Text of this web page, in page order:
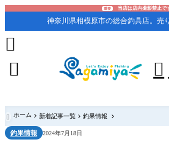
重要 当店は店内撮影禁止で
神奈川県相模原市の総合釣具店。売



 ホーム 新着記事一覧 釣果情報
釣果情報 2024年7月18日